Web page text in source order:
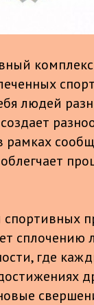
людей
сплочению
где